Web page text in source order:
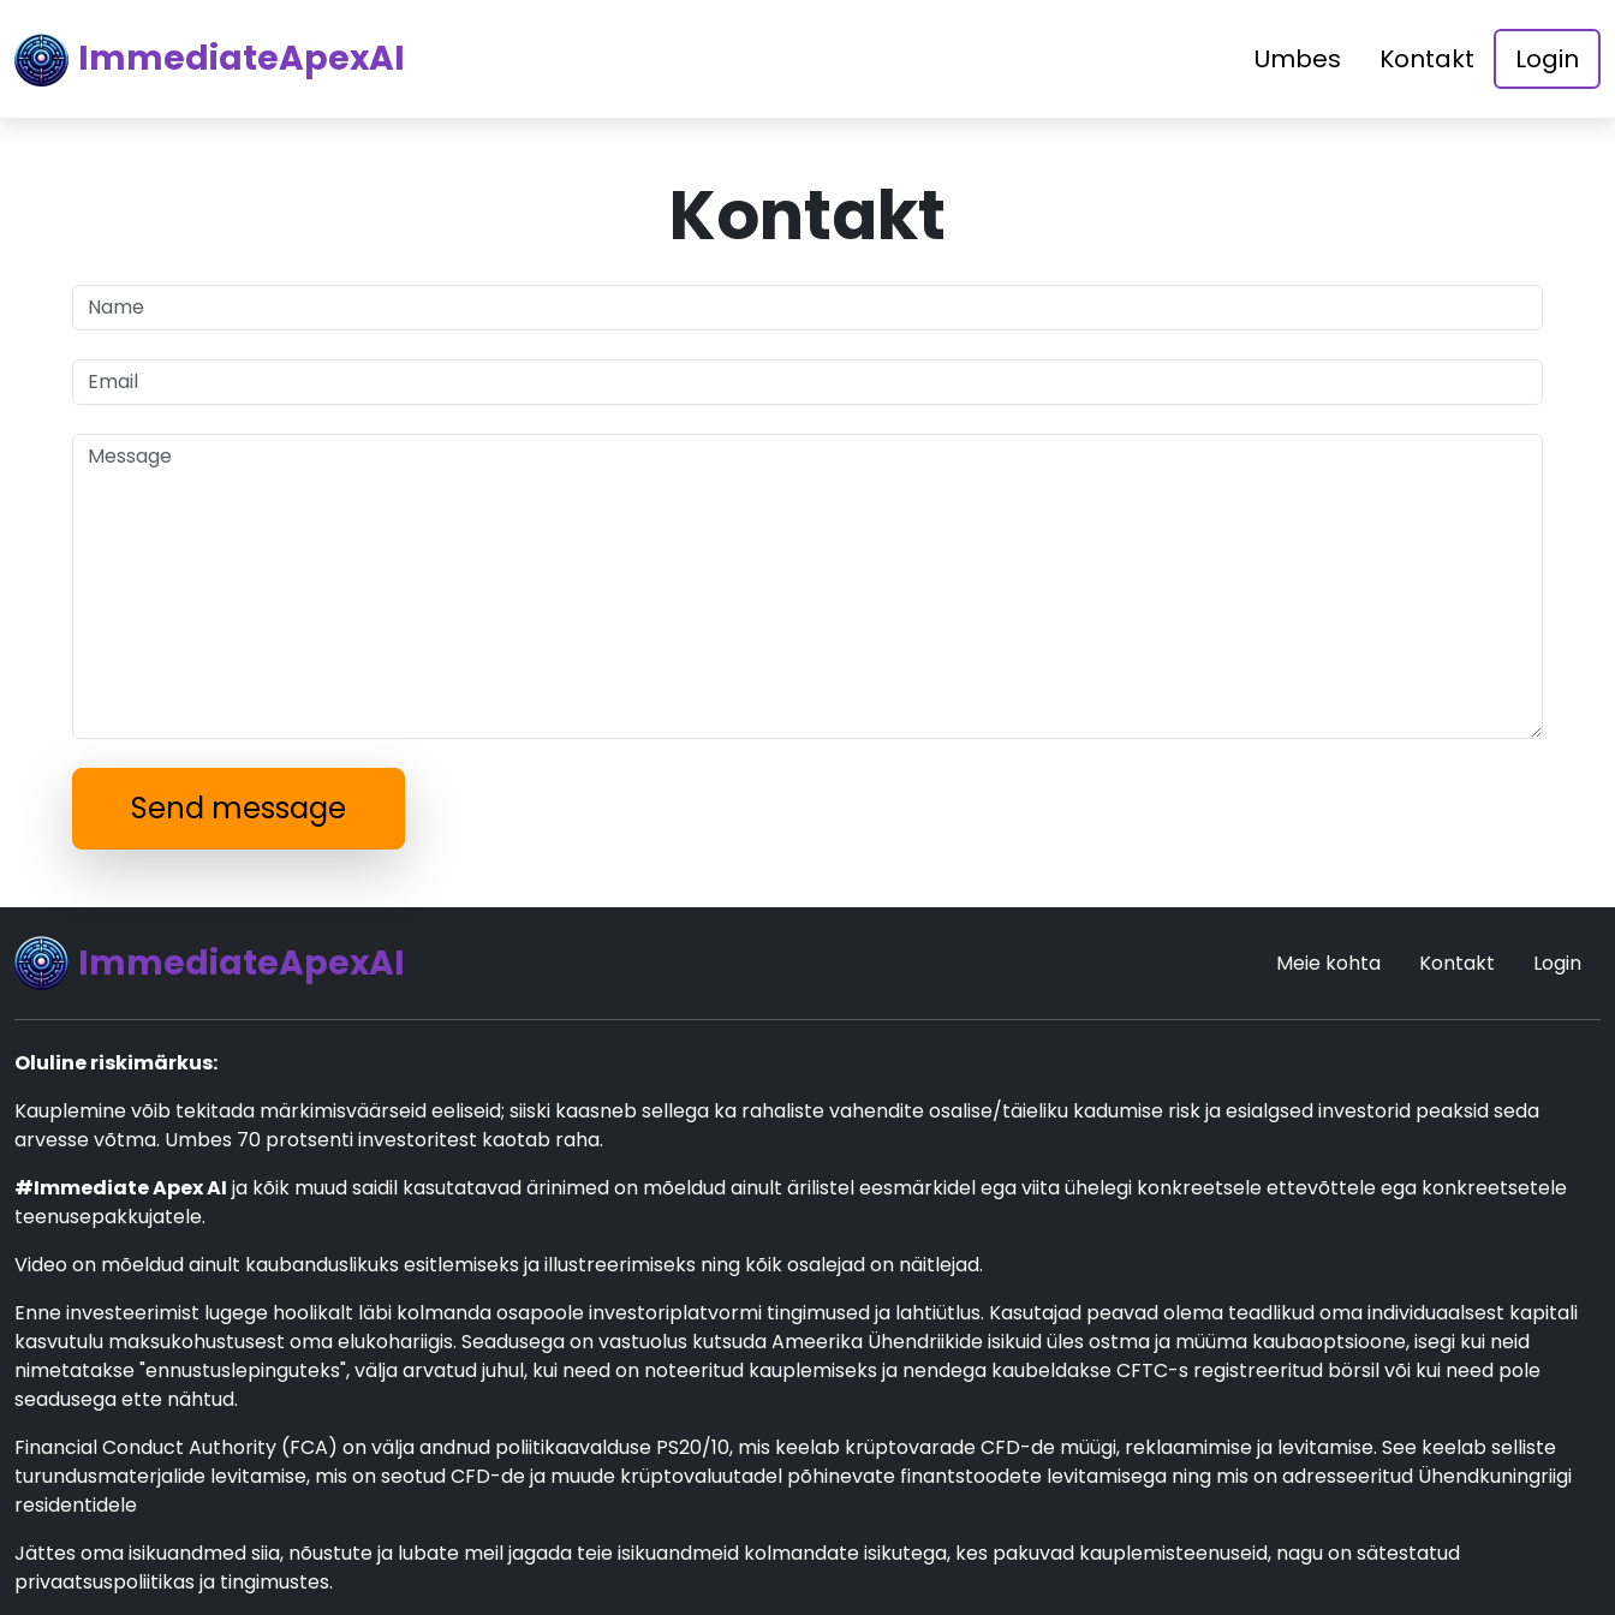
ImmediateApexAI Umbes Kontakt Login
Kontakt
Send message
ImmediateApexAI Meie kohta Kontakt Login
Oluline riskimärkus:
Kauplemine võib tekitada märkimisväärseid eeliseid; siiski kaasneb sellega ka rahaliste vahendite osalise/täieliku kadumise risk ja esialgsed investorid peaksid seda
arvesse võtma. Umbes 70 protsenti investoritest kaotab raha.
#Immediate Apex AI ja kõik muud saidil kasutatavad ärinimed on mõeldud ainult ärilistel eesmärkidel ega viita ühelegi konkreetsele ettevõttele ega konkreetsetele
teenusepakkujatele.
Video on mõeldud ainult kaubanduslikuks esitlemiseks ja illustreerimiseks ning kõik osalejad on näitlejad.
Enne investeerimist lugege hoolikalt läbi kolmanda osapoole investoriplatvormi tingimused ja lahtiütlus. Kasutajad peavad olema teadlikud oma individuaalsest kapitali
kasvutulu maksukohustusest oma elukohariigis. Seadusega on vastuolus kutsuda Ameerika Ühendriikide isikuid üles ostma ja müüma kaubaoptsioone, isegi kui neid
nimetatakse "ennustuslepinguteks", välja arvatud juhul, kui need on noteeritud kauplemiseks ja nendega kaubeldakse CFTC-s registreeritud börsil või kui need pole
seadusega ette nähtud.
Financial Conduct Authority (FCA) on välja andnud poliitikaavalduse PS20/10, mis keelab krüptovarade CFD-de müügi, reklaamimise ja levitamise. See keelab selliste
turundusmaterjalide levitamise, mis on seotud CFD-de ja muude krüptovaluutadel põhinevate finantstoodete levitamisega ning mis on adresseeritud Ühendkuningriigi
residentidele
Jättes oma isikuandmed siia, nõustute ja lubate meil jagada teie isikuandmeid kolmandate isikutega, kes pakuvad kauplemisteenuseid, nagu on sätestatud
privaatsuspoliitikas ja tingimustes.